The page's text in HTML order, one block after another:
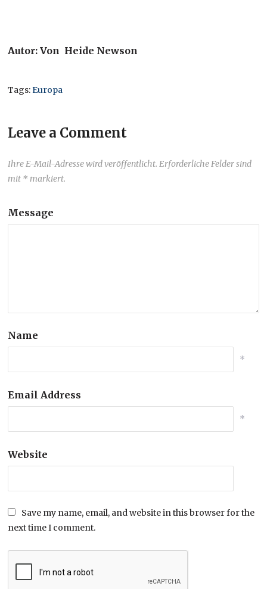
Autor: Von Heide Newson
Tags:Europa
Leave a Comment
Ihre E-Mail-Adresse wird veröffentlicht. Erforderliche Felder sind
mit * markiert.
Message
Name
*
Email Address
*
Website
Save my name, email, and website in this browser for the
next time I comment.